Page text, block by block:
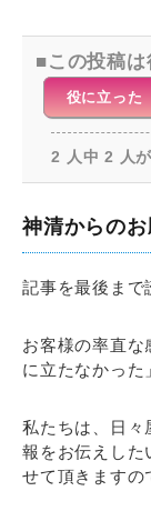
この投稿
役に立った
2 人中 2 人
神清からのお
記事を最後まで
お客様の率直な
に立たなかった
私たちは、日々
報をお伝えした
せて頂きますの